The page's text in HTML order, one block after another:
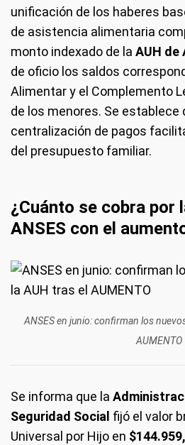
unificación de los haberes
de asistencia alimentaria
monto indexado de la AUH de
de oficio los saldos
Alimentar y el Complemento
de los menores. Se establece
centralización de pagos
del presupuesto familiar.
¿Cuánto se cobra por
ANSES con el
ANSES en junio: confirman los
AUMENTO
Se informa que la
Seguridad Social fijó el valor
Universal por Hijo en